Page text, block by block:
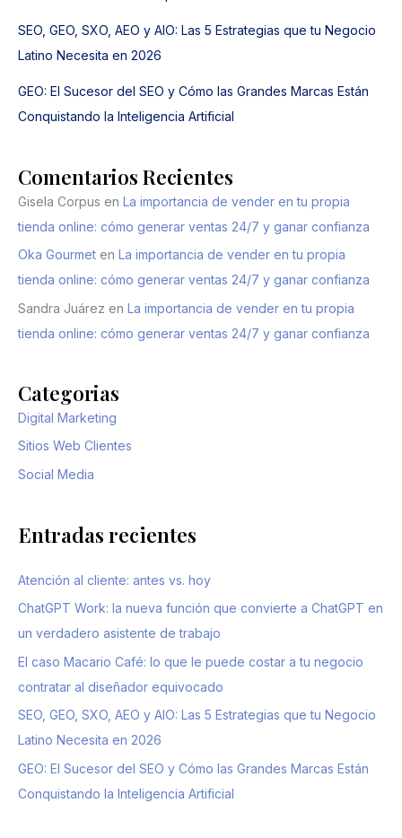
SEO, GEO, SXO, AEO y AIO: Las 5 Estrategias que tu Negocio
Latino Necesita en 2026
GEO: El Sucesor del SEO y Cómo las Grandes Marcas Están
Conquistando la Inteligencia Artificial
Comentarios Recientes
Gisela Corpus en La importancia de vender en tu propia
tienda online: cómo generar ventas 24/7 y ganar confianza
Oka Gourmet en La importancia de vender en tu propia
tienda online: cómo generar ventas 24/7 y ganar confianza
Sandra Juárez en La importancia de vender en tu propia
tienda online: cómo generar ventas 24/7 y ganar confianza
Categorias
Digital Marketing
Sitios Web Clientes
Social Media
Entradas recientes
Atención al cliente: antes vs. hoy
ChatGPT Work: la nueva función que convierte a ChatGPT en
un verdadero asistente de trabajo
El caso Macario Café: lo que le puede costar a tu negocio
contratar al diseñador equivocado
SEO, GEO, SXO, AEO y AIO: Las 5 Estrategias que tu Negocio
Latino Necesita en 2026
GEO: El Sucesor del SEO y Cómo las Grandes Marcas Están
Conquistando la Inteligencia Artificial